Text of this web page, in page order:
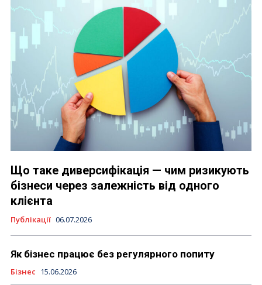
Що таке диверсифікація — чим ризикують
бізнеси через залежність від одного
клієнта
Публікації 06.07.2026
Як бізнес працює без регулярного попиту
Бізнес 15.06.2026